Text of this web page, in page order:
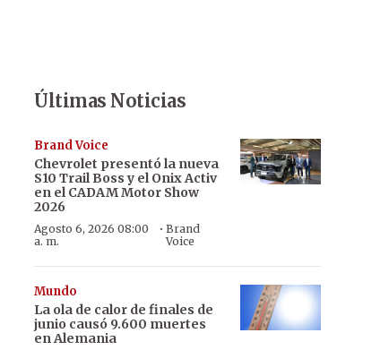
Últimas Noticias
Brand Voice
Chevrolet presentó la nueva
S10 Trail Boss y el Onix Activ
en el CADAM Motor Show
2026
Agosto 6, 2026 08:00
a. m.
·Brand
Voice
Mundo
La ola de calor de finales de
junio causó 9.600 muertes
en Alemania